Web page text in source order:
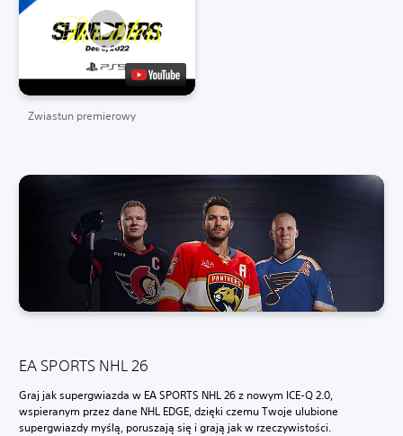
Zwiastun premierowy
EA SPORTS NHL 26
Graj jak supergwiazda w EA SPORTS NHL 26 z nowym ICE-Q 2.0,
wspieranym przez dane NHL EDGE, dzięki czemu Twoje ulubione
supergwiazdy myślą, poruszają się i grają jak w rzeczywistości.